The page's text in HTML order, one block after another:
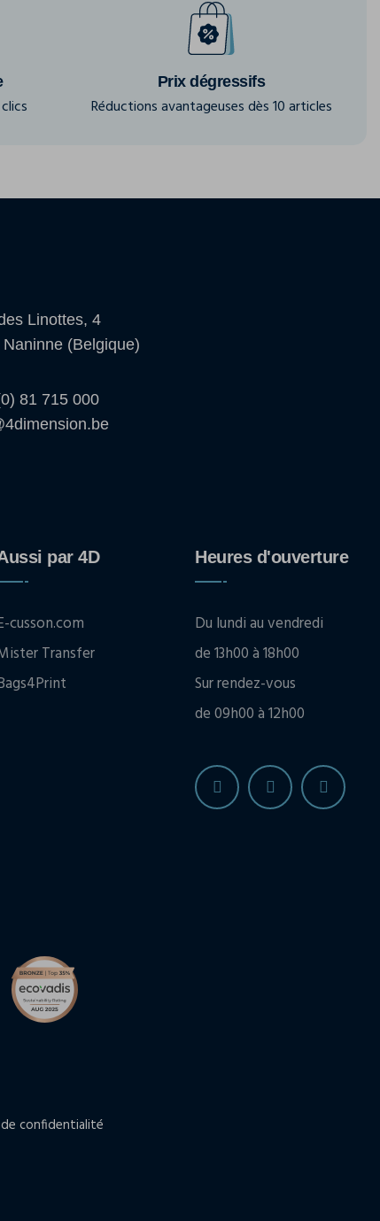
Prix dégressifs
Réductions avantageuses dès 10 articles
Linottes, 4
Naninne (Belgique)
81 715 000
par 4D
cusson.com
Transfer
Heures d'ouverture
Du lundi au vendredi
de 13h00 à 18h00
Sur rendez-vous
de 09h00 à 12h00
confidentialité